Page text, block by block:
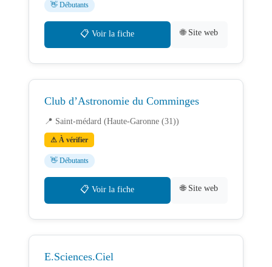
👋 Débutants
📋 Voir la fiche 🌐 Site web
Club d’Astronomie du Comminges
📍 Saint-médard (Haute-Garonne (31))
⚠ À vérifier
👋 Débutants
📋 Voir la fiche 🌐 Site web
E.Sciences.Ciel